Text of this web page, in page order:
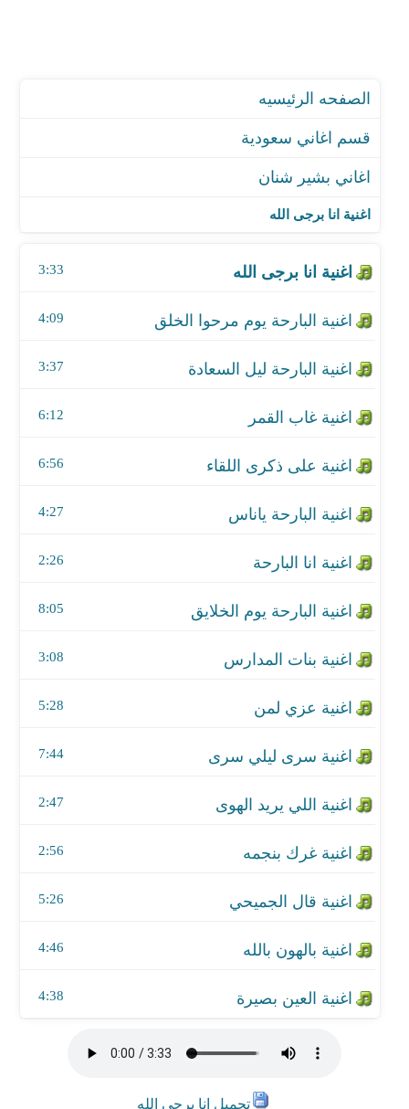
اغنية انا برجى الله
اغنية انا برجى الله
3:33
اغنية البارحة يوم مرحوا الخلق
4:09
اغنية البارحة ليل السعادة
3:37
6:12
6:56
4:27
اغنية انا البارحة
2:26
اغنية البارحة يوم الخلايق
8:05
اغنية بنات المدارس
3:08
5:28
7:44
2:47
اغنية غرك بنجمه
2:56
اغنية قال الجميحي
5:26
اغنية بالهون بالله
4:46
4:38
تحميل انا برجى الله